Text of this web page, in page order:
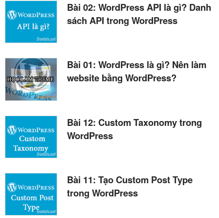
Bài 02: WordPress API là gì? Danh
sách API trong WordPress
Bài 01: WordPress là gì? Nên làm
website bằng WordPress?
Bài 12: Custom Taxonomy trong
WordPress
Bài 11: Tạo Custom Post Type
trong WordPress